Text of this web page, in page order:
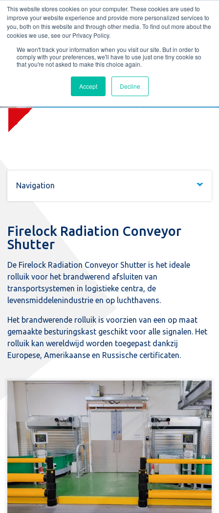
This website stores cookies on your computer. These cookies are used to
improve your website experience and provide more personalized services to
you, both on this website and through other media. To find out more about the
cookies we use, see our Privacy Policy.
We won't track your information when you visit our site. But in order to
comply with your preferences, we'll have to use just one tiny cookie so
that you're not asked to make this choice again.
Accept Decline
L T M P
Firelock Radiation Conveyor
Shutter (EW)
Navigation
Firelock Radiation Conveyor
Shutter
De Firelock Radiation Conveyor Shutter is het ideale
rolluik voor het brandwerend afsluiten van
transportsystemen in logistieke centra, de
levensmiddelenindustrie en op luchthavens.
Het brandwerende rolluik is voorzien van een op maat
gemaakte besturingskast geschikt voor alle signalen. Het
rolluik kan wereldwijd worden toegepast dankzij
Europese, Amerikaanse en Russische certificaten.